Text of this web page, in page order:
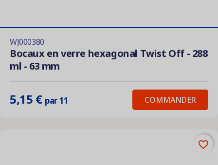
WJ000380
Bocaux en verre hexagonal Twist Off - 288
ml - 63 mm
5,15 € par 11 COMMANDER
favorite_border